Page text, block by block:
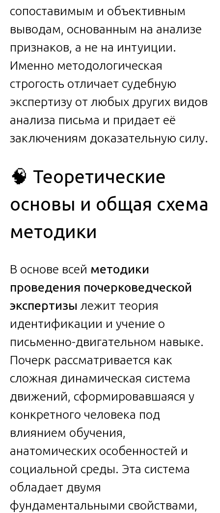
сопоставимым и объективным
выводам, основанным на анализе
признаков, а не на интуиции.
Именно методологическая
строгость отличает судебную
экспертизу от любых других видов
анализа письма и придает её
заключениям доказательную силу.
🧠 Теоретические
основы и общая схема
методики
В основе всей методики
проведения почерковедческой
экспертизы лежит теория
идентификации и учение о
письменно-двигательном навыке.
Почерк рассматривается как
сложная динамическая система
движений, сформировавшаяся у
конкретного человека под
влиянием обучения,
анатомических особенностей и
социальной среды. Эта система
обладает двумя
фундаментальными свойствами,